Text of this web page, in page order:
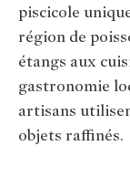
piscicole
région de
étangs aux
gastronomie
artisans
objets raffinés.